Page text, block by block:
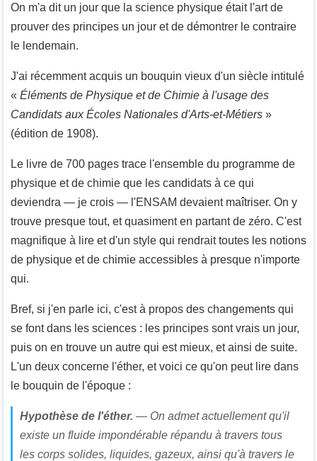
On m'a dit un jour que la science physique était l'art de
prouver des principes un jour et de démontrer le contraire
le lendemain.
J'ai récemment acquis un bouquin vieux d'un siècle intitulé
« Éléments de Physique et de Chimie à l'usage des
Candidats aux Écoles Nationales d'Arts-et-Métiers »
(édition de 1908).
Le livre de 700 pages trace l'ensemble du programme de
physique et de chimie que les candidats à ce qui
deviendra — je crois — l'ENSAM devaient maîtriser. On y
trouve presque tout, et quasiment en partant de zéro. C'est
magnifique à lire et d'un style qui rendrait toutes les notions
de physique et de chimie accessibles à presque n'importe
qui.
Bref, si j'en parle ici, c'est à propos des changements qui
se font dans les sciences : les principes sont vrais un jour,
puis on en trouve un autre qui est mieux, et ainsi de suite.
L'un deux concerne l'éther, et voici ce qu'on peut lire dans
le bouquin de l'époque :
Hypothèse de l'éther. — On admet actuellement qu'il
existe un fluide impondérable répandu à travers tous
les corps solides, liquides, gazeux, ainsi qu'à travers le